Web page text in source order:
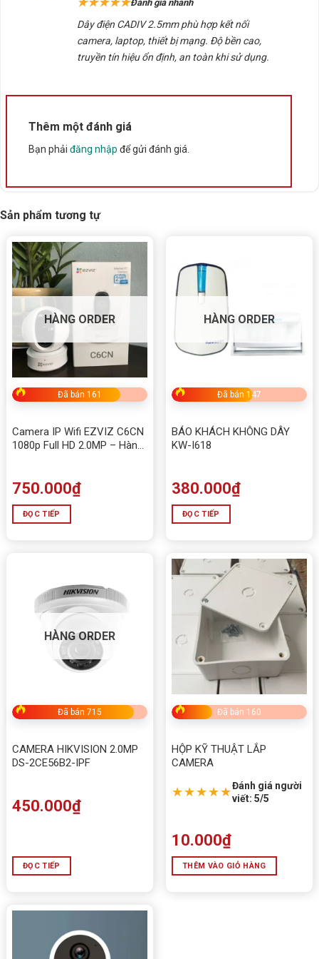
5/5 - (1 bình chọn)
Bấm 5 sao để ủng hộ shop
Xuất xứ Trung Quốc
sao
Đánh giá nhanh
Dây điện CADIV 2.5mm phù hợp kết nối
camera, laptop, thiết bị mạng. Độ bền cao,
truyền tín hiệu ổn định, an toàn khi sử dụng.
Thêm một đánh giá
Bạn phải đăng nhập để gửi đánh giá.
Sản phẩm tương tự
HÀNG ORDER
Đã bán 161
Camera IP Wifi EZVIZ C6CN
1080p Full HD 2.0MP – Hàng
750.000₫
ĐỌC TIẾP
HÀNG ORDER
Đã bán 147
BÁO KHÁCH KHÔNG DÂY
KW-I618
380.000₫
ĐỌC TIẾP
HÀNG ORDER
Đã bán 715
CAMERA HIKVISION 2.0MP
DS-2CE56B2-IPF
450.000₫
ĐỌC TIẾP
Đã bán 160
HỘP KỸ THUẬT LẮP
CAMERA
★★★★★Đánh giá người
viết: 5/5
10.000₫
THÊM VÀO GIỎ HÀNG